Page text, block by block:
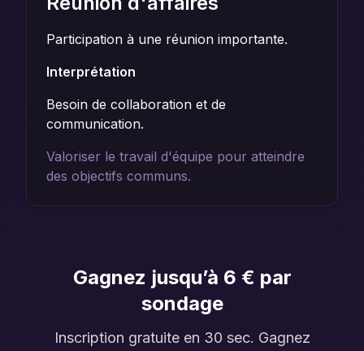
Participation à une réunion importante.
Interprétation
Besoin de collaboration et de
communication.
Valoriser le travail d'équipe pour atteindre
des objectifs communs.
Gagnez jusqu’à 6 € par
sondage
Inscription gratuite en 30 sec. Gagnez